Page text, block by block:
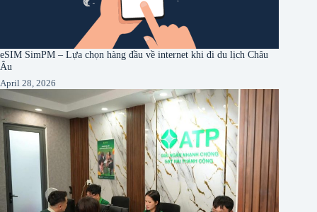
eSIM SimPM – Lựa chọn hàng đầu về internet khi đi du lịch Châu
Âu
April 28, 2026